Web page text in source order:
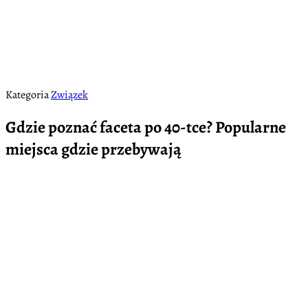
KategoriaZwiązek
Gdzie poznać faceta po 40-tce? Popularne
miejsca gdzie przebywają